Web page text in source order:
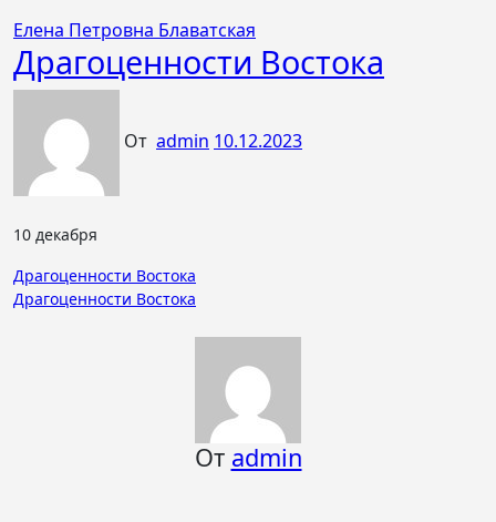
Елена Петровна Блаватская
Драгоценности Востока
От admin 10.12.2023
10 декабря
Навигация
по
Драгоценности Востока
Драгоценности Востока
От admin